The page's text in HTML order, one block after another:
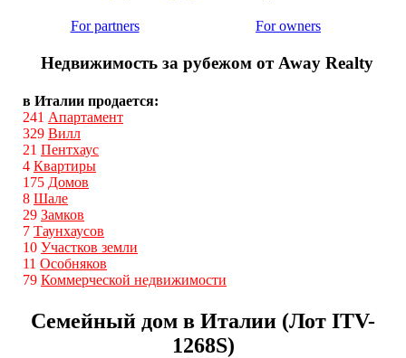
For partners For owners
Недвижимость за рубежом от Away Realty
в Италии продается:
241 Апартамент
329 Вилл
21 Пентхаус
4 Квартиры
175 Домов
8 Шале
29 Замков
7 Таунхаусов
10 Участков земли
11 Особняков
79 Коммерческой недвижимости
Семейный дом в Италии (Лот ITV-
1268S)